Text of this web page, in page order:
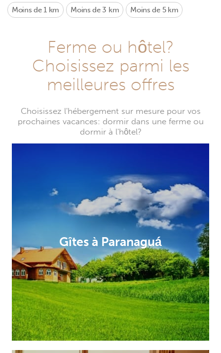
Moins de 1 km Moins de 3 km Moins de 5 km
Ferme ou hôtel?
Choisissez parmi les
meilleures offres
Choisissez l'hébergement sur mesure pour vos
prochaines vacances: dormir dans une ferme ou
dormir à l'hôtel?
Gîtes à Paranaguá